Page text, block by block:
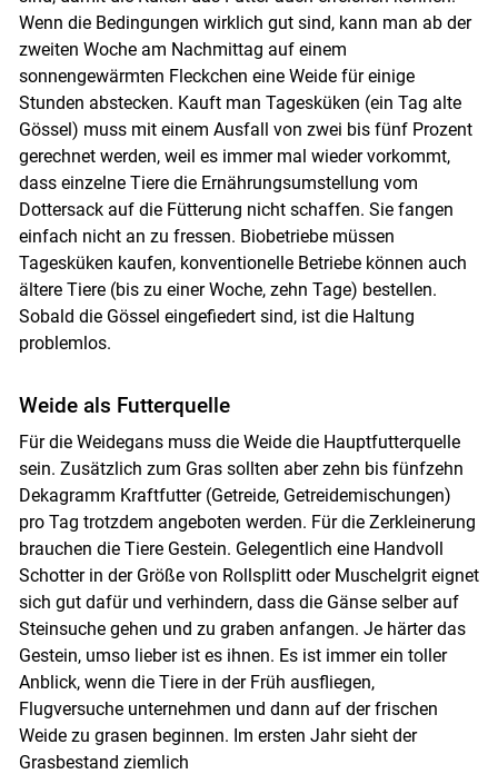
Wenn die Bedingungen wirklich gut sind, kann man ab der
zweiten Woche am Nachmittag auf einem
sonnengewärmten Fleckchen eine Weide für einige
Stunden abstecken. Kauft man Tagesküken (ein Tag alte
Gössel) muss mit einem Ausfall von zwei bis fünf Prozent
gerechnet werden, weil es immer mal wieder vorkommt,
dass einzelne Tiere die Ernährungsumstellung vom
Dottersack auf die Fütterung nicht schaffen. Sie fangen
einfach nicht an zu fressen. Biobetriebe müssen
Tagesküken kaufen, konventionelle Betriebe können auch
ältere Tiere (bis zu einer Woche, zehn Tage) bestellen.
Sobald die Gössel eingefiedert sind, ist die Haltung
problemlos.
Weide als Futterquelle
Für die Weidegans muss die Weide die Hauptfutterquelle
sein. Zusätzlich zum Gras sollten aber zehn bis fünfzehn
Dekagramm Kraftfutter (Getreide, Getreidemischungen)
pro Tag trotzdem angeboten werden. Für die Zerkleinerung
brauchen die Tiere Gestein. Gelegentlich eine Handvoll
Schotter in der Größe von Rollsplitt oder Muschelgrit eignet
sich gut dafür und verhindern, dass die Gänse selber auf
Steinsuche gehen und zu graben anfangen. Je härter das
Gestein, umso lieber ist es ihnen. Es ist immer ein toller
Anblick, wenn die Tiere in der Früh ausfliegen,
Flugversuche unternehmen und dann auf der frischen
Weide zu grasen beginnen. Im ersten Jahr sieht der
Grasbestand ziemlich